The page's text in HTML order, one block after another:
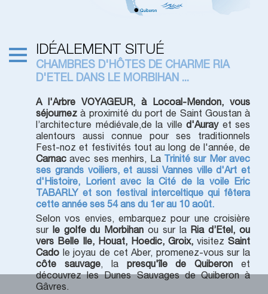
IDÉALEMENT SITUÉ
CHAMBRES D'HÔTES DE CHARME RIA
D'ETEL DANS LE MORBIHAN ...
A l'Arbre VOYAGEUR, à Locoal-Mendon, vous
séjournez à proximité du port de Saint Goustan à
l’architecture médiévale,de la ville d'Aurayet ses
alentours aussi connue pour ses traditionnels
Fest-noz et festivités tout au long de l'année, de
Carnac avec ses menhirs, LaTrinité sur Mer avec
ses grands voiliers, et aussi Vannes ville d'Art et
d'Histoire, Lorient avec la Cité de la voile Eric
TABARLY et son festival interceltique qui fêtera
cette année ses 54 ans du 1er au 10 août.
Selon vos envies, embarquez pour une croisière
sur
le golfe du Morbihan ou sur la
Ria d’Etel, ou
vers Belle Ile, Houat, Hoedic, Groix, visitez Saint
Cado le joyau de cet Aber, promenez-vous sur la
côte sauvage, la presqu'île de Quiberon et
découvrez les Dunes Sauvages de Quiberon à
Gâvres.